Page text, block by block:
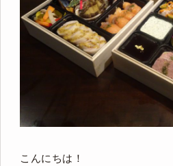
こんにちは！